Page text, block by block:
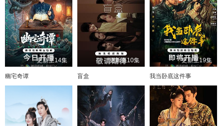
更新至14集
幽宅奇谭
更新至10集
盲盒
更新至19集
我当卧底这件事